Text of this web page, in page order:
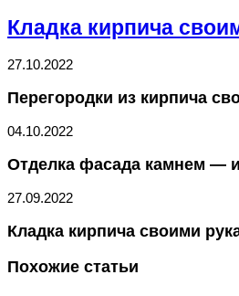
Кладка кирпича
27.10.2022
Перегородки из кирпича
04.10.2022
Отделка фасада камнем —
27.09.2022
Кладка кирпича своими
Похожие статьи